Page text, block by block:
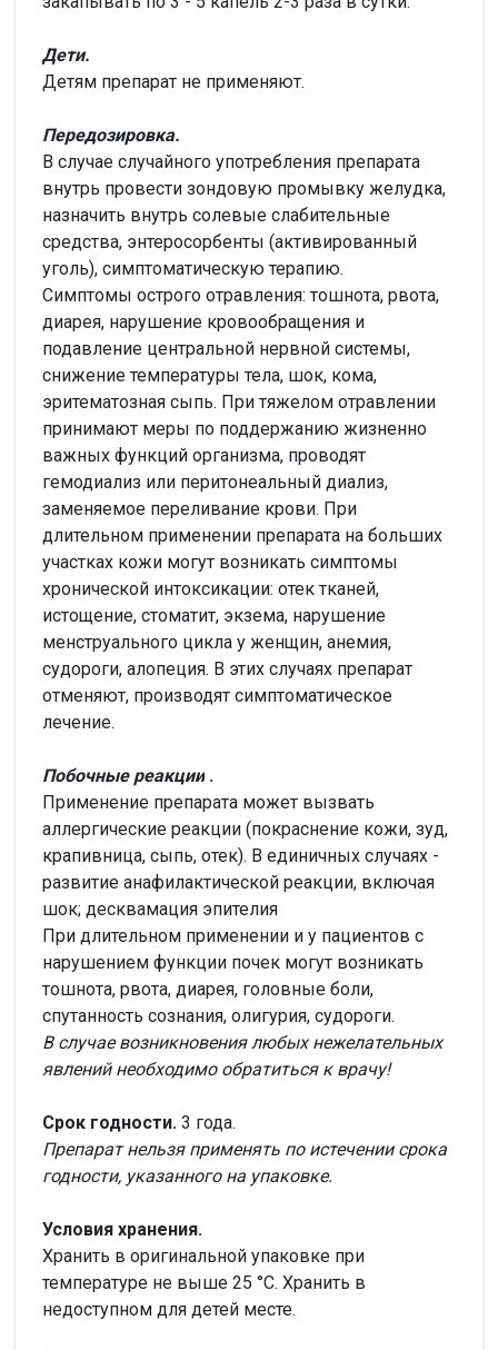
Дети.
Детям препарат не применяют.
Передозировка.
В случае случайного употребления препарата
внутрь провести зондовую промывку желудка,
назначить внутрь солевые слабительные
средства, энтеросорбенты (активированный
уголь), симптоматическую терапию.
Симптомы острого отравления: тошнота, рвота,
диарея, нарушение кровообращения и
подавление центральной нервной системы,
снижение температуры тела, шок, кома,
эритематозная сыпь. При тяжелом отравлении
принимают меры по поддержанию жизненно
важных функций организма, проводят
гемодиализ или перитонеальный диализ,
заменяемое переливание крови. При
длительном применении препарата на больших
участках кожи могут возникать симптомы
хронической интоксикации: отек тканей,
истощение, стоматит, экзема, нарушение
менструального цикла у женщин, анемия,
судороги, алопеция. В этих случаях препарат
отменяют, производят симптоматическое
лечение.
Побочные реакции .
Применение препарата может вызвать
аллергические реакции (покраснение кожи, зуд,
крапивница, сыпь, отек). В единичных случаях -
развитие анафилактической реакции, включая
шок; десквамация эпителия
При длительном применении и у пациентов с
нарушением функции почек могут возникать
тошнота, рвота, диарея, головные боли,
спутанность сознания, олигурия, судороги.
В случае возникновения любых нежелательных
явлений необходимо обратиться к врачу!
Срок годности. 3 года.
Препарат нельзя применять по истечении срока
годности, указанного на упаковке.
Условия хранения.
Хранить в оригинальной упаковке при
температуре не выше 25 °С. Хранить в
недоступном для детей месте.